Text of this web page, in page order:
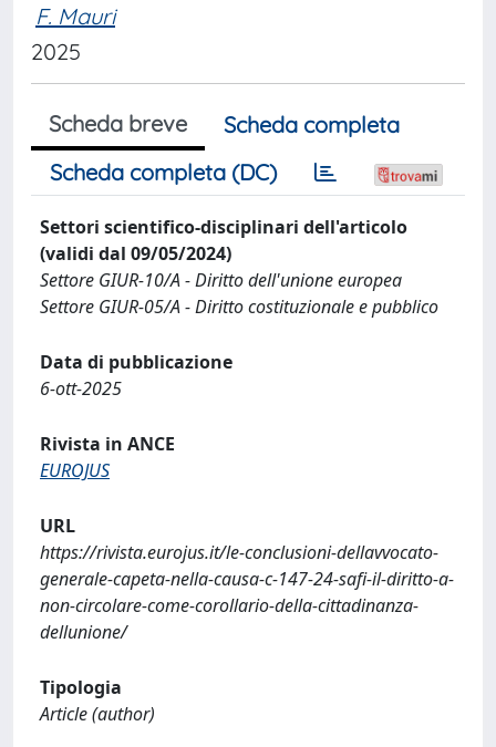
F. Mauri
2025
Scheda breve
Scheda completa
Scheda completa (DC)
Settori scientifico-disciplinari dell'articolo
(validi dal 09/05/2024)
Settore GIUR-10/A - Diritto dell'unione europea
Settore GIUR-05/A - Diritto costituzionale e pubblico
Data di pubblicazione
6-ott-2025
Rivista in ANCE
EUROJUS
URL
https://rivista.eurojus.it/le-conclusioni-dellavvocato-
generale-capeta-nella-causa-c-147-24-safi-il-diritto-a-
non-circolare-come-corollario-della-cittadinanza-
dellunione/
Tipologia
Article (author)